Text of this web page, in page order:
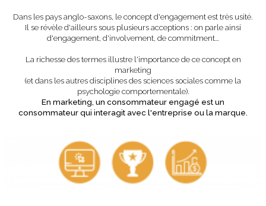
Dans les pays anglo-saxons, le concept d'engagement est très usité.
Il se révèle d'ailleurs sous plusieurs acceptions : on parle ainsi
d'engagement, d'involvement, de commitment…
La richesse des termes illustre l'importance de ce concept en
marketing
(et dans les autres disciplines des sciences sociales comme la
psychologie comportementale).
En marketing, un consommateur engagé est un
consommateur qui interagit avec l'entreprise ou la marque.